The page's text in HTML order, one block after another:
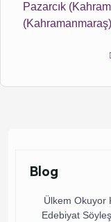
Pazarcık
Blog
Ülkem Okuyor
Edebiyat